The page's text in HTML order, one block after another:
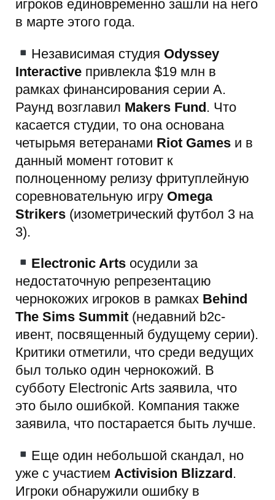
игроков единовременно зашли на него
в марте этого года.
Независимая студия Odyssey
Interactive привлекла $19 млн в
рамках финансирования серии А.
Раунд возглавил Makers Fund. Что
касается студии, то она основана
четырьмя ветеранами Riot Games и в
данный момент готовит к
полноценному релизу фритуплейную
соревновательную игру Omega
Strikers (изометрический футбол 3 на
3).
Electronic Artsосудили за
недостаточную репрезентацию
чернокожих игроков в рамках Behind
The Sims Summit (недавний b2c-
ивент, посвященный будущему серии).
Критики отметили, что среди ведущих
был только один чернокожий. В
субботу Electronic Arts заявила, что
это было ошибкой. Компания также
заявила, что постарается быть лучше.
Еще один небольшой скандал, но
уже с участием Activision Blizzard.
Игроки обнаружили ошибку в